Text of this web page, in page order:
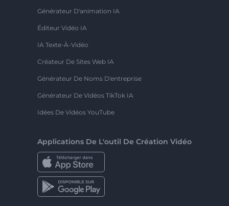
Générateur D'animation IA
Éditeur Vidéo IA
IA Texte-À-Vidéo
Créateur De Sites Web IA
Générateur De Noms D'entreprise
Générateur De Vidéos TikTok IA
Idées De Vidéos YouTube
Applications De L'outil De Création Vidéo